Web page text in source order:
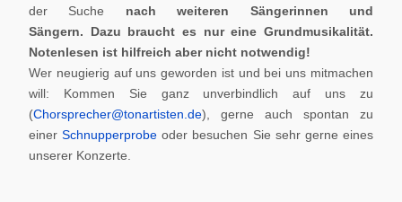
der Suche nach weiteren Sängerinnen und
Sängern. Dazu braucht es nur eine Grundmusikalität.
Notenlesen ist hilfreich aber nicht notwendig!
Wer neugierig auf uns geworden ist und bei uns mitmachen
will: Kommen Sie ganz unverbindlich auf uns zu
(Chorsprecher@tonartisten.de), gerne auch spontan zu
einerSchnupperprobe oder besuchen Sie sehr gerne eines
unserer Konzerte.